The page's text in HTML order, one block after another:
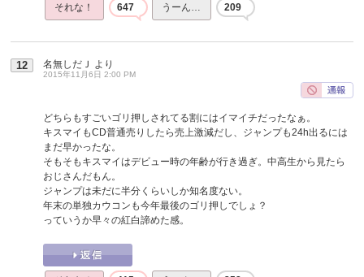
それな！ 647 うーん… 209
12 名無しだＪ より
2015年11月6日 2:00 PM
どちらもすごいゴリ押しされてる割にはイマイチだったなぁ。
キスマイもCD普通売りしたら売上激減だし、ジャンプも24h出るには
まだ早かったな。
そもそもキスマイはデビュー時の年齢が行き過ぎ。中高生から見たら
おじさんだもん。
ジャンプは未だに半分くらいしか知名度ない。
年末の単独カウコンも今年最後のゴリ押しでしょ？
っていうか早々の紅白諦めた感。